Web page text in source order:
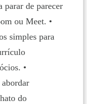
parar de parecer
ou Meet. •
simples para
•
do